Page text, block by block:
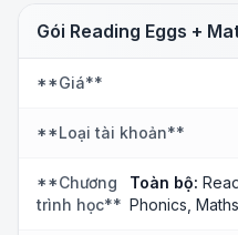
Gói Reading Eggs +
**Giá**
**Loại tài khoản**
**Chương
trình học**
Toàn bộ:
Phonics,